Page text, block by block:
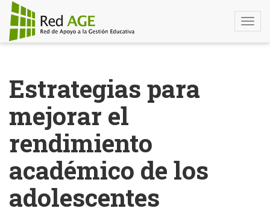
contenido
principal
Estrategias para
mejorar el
rendimiento
académico de los
adolescentes